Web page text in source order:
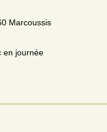
Marcoussis
en journée